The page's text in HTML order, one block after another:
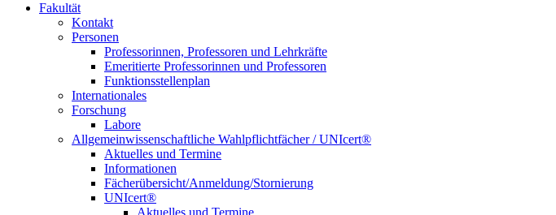
Fakultät
Kontakt
Personen
Professorinnen, Professoren und Lehrkräfte
Emeritierte Professorinnen und Professoren
Funktionsstellenplan
Internationales
Forschung
Labore
Allgemeinwissenschaftliche Wahlpflichtfächer / UNIcert®
Aktuelles und Termine
Informationen
Fächerübersicht/Anmeldung/Stornierung
UNIcert®
Aktuelles und Termine